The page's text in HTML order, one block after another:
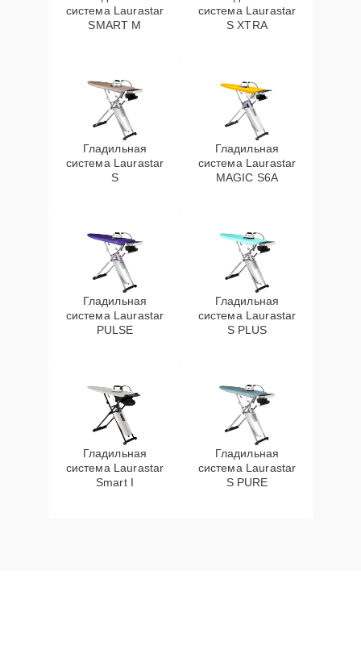
система Laurastar
SMART M
система Laurastar
S XTRA
Гладильная
система Laurastar
S
Гладильная
система Laurastar
MAGIC S6A
Гладильная
система Laurastar
PULSE
Гладильная
система Laurastar
S PLUS
Гладильная
система Laurastar
Smart I
Гладильная
система Laurastar
S PURE